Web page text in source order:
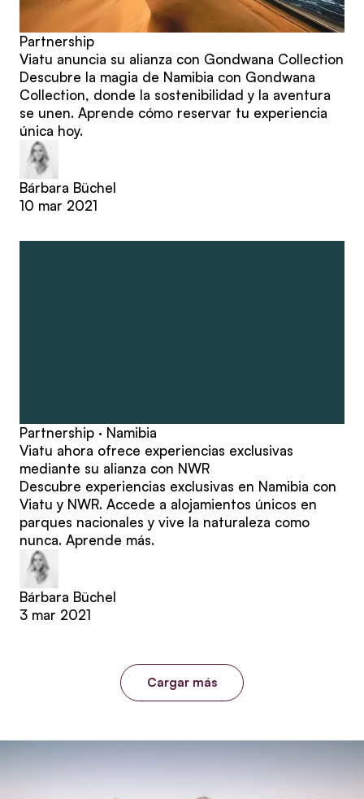
Partnership
Viatu anuncia su alianza con Gondwana Collection
Descubre la magia de Namibia con Gondwana
Collection, donde la sostenibilidad y la aventura
se unen. Aprende cómo reservar tu experiencia
única hoy.
Bárbara Büchel
10 mar 2021
Partnership · Namibia
Viatu ahora ofrece experiencias exclusivas
mediante su alianza con NWR
Descubre experiencias exclusivas en Namibia con
Viatu y NWR. Accede a alojamientos únicos en
parques nacionales y vive la naturaleza como
nunca. Aprende más.
Bárbara Büchel
3 mar 2021
Cargar más